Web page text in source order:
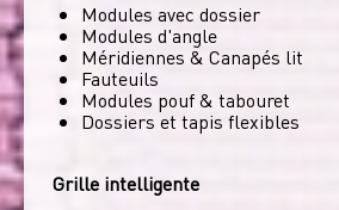
Modules avec dossier
Modules d'angle
Méridiennes & Canapés lit
Fauteuils
Modules pouf & tabouret
Dossiers et tapis flexibles
Grille intelligente